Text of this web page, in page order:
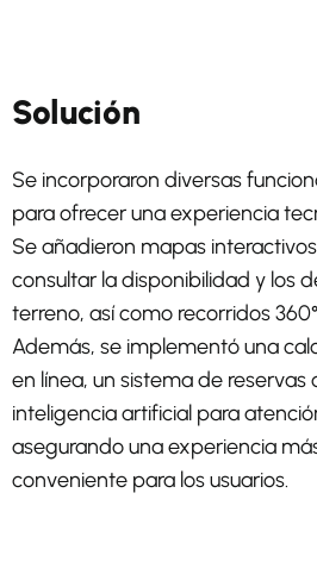
Solución
Se incorporaron diversas
para ofrecer una experiencia
Se añadieron mapas
consultar la disponibilidad y los
terreno, así como recorridos
Además, se implementó una
en línea, un sistema de reservas
inteligencia artificial para
asegurando una experiencia
conveniente para los usuarios.